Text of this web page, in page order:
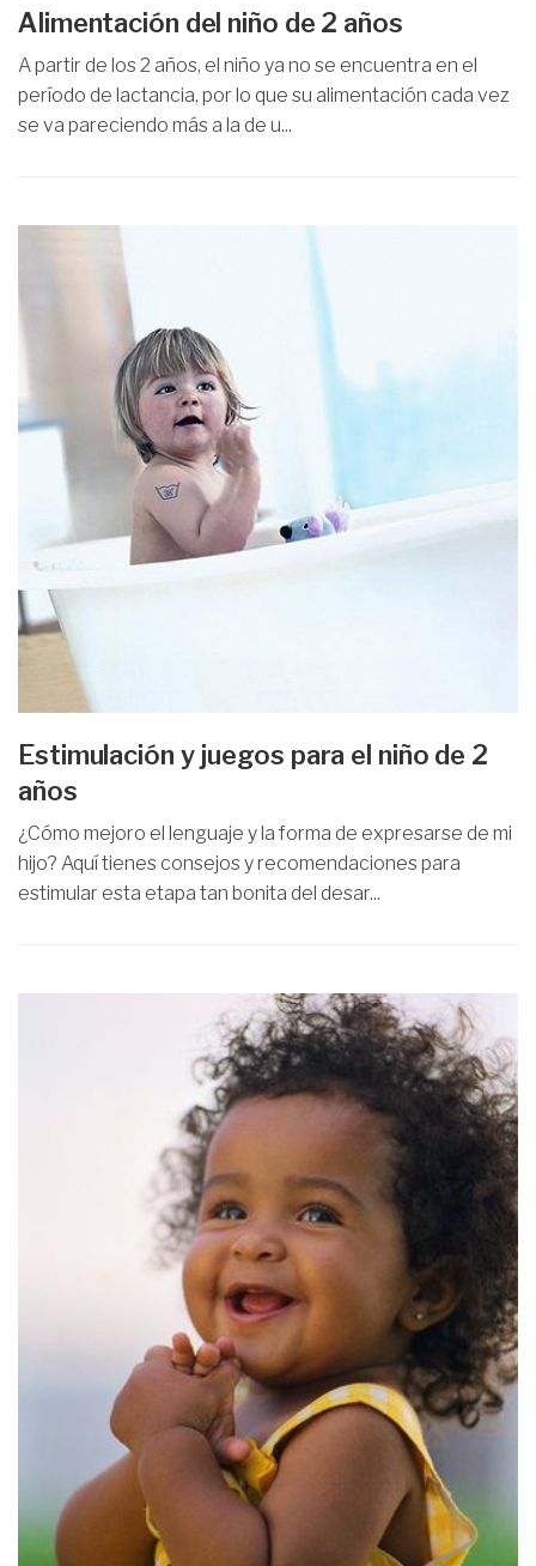
Alimentación del niño de 2 años
A partir de los 2 años, el niño ya no se encuentra en el
período de lactancia, por lo que su alimentación cada vez
se va pareciendo más a la de u...
Estimulación y juegos para el niño de 2
años
¿Cómo mejoro el lenguaje y la forma de expresarse de mi
hijo? Aquí tienes consejos y recomendaciones para
estimular esta etapa tan bonita del desar...